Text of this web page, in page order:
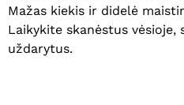
Mažas kiekis ir didelė
Laikykite skanėstus vėsioje,
uždarytus.